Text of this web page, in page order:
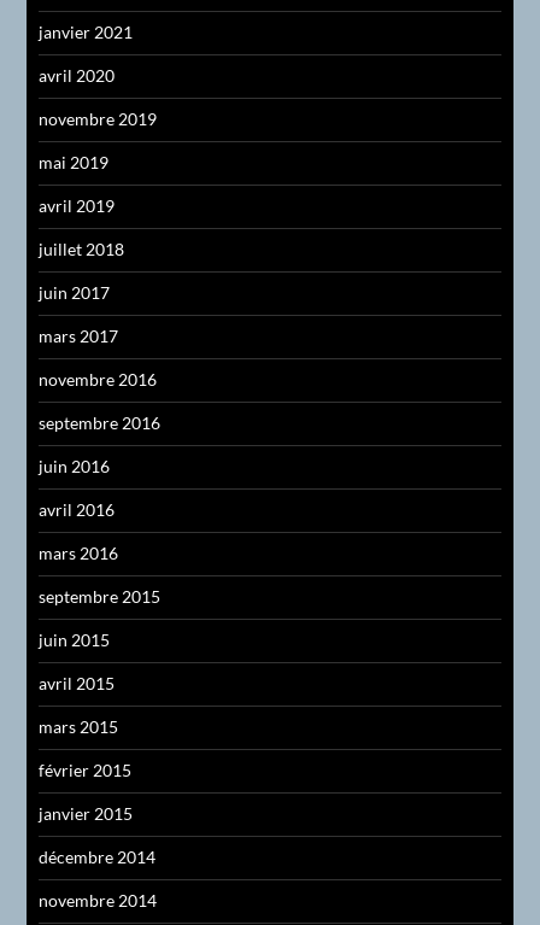
janvier 2021
avril 2020
novembre 2019
mai 2019
avril 2019
juillet 2018
juin 2017
mars 2017
novembre 2016
septembre 2016
juin 2016
avril 2016
mars 2016
septembre 2015
juin 2015
avril 2015
mars 2015
février 2015
janvier 2015
décembre 2014
novembre 2014